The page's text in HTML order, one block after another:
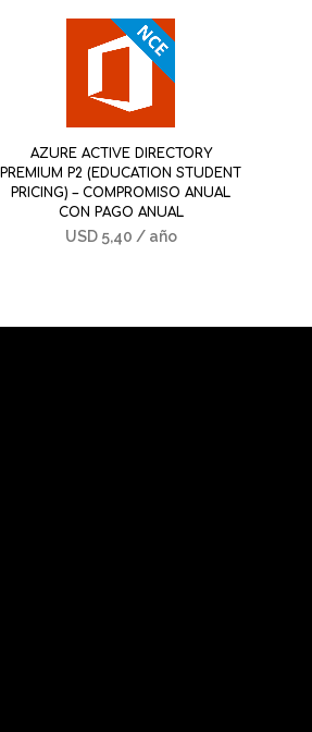
AZURE ACTIVE DIRECTORY
PREMIUM P2 (EDUCATION STUDENT
PRICING) – COMPROMISO ANUAL
CON PAGO ANUAL
USD 5,40 / año